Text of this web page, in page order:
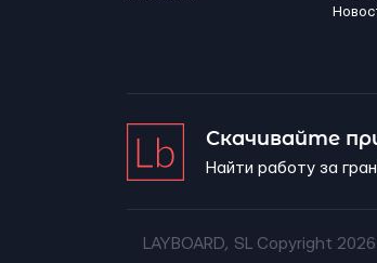
Скачивайте
Найти работу за
LAYBOARD, SL Copyright